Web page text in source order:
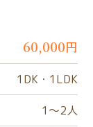
60,000円
1DK・1LDK
1〜2人